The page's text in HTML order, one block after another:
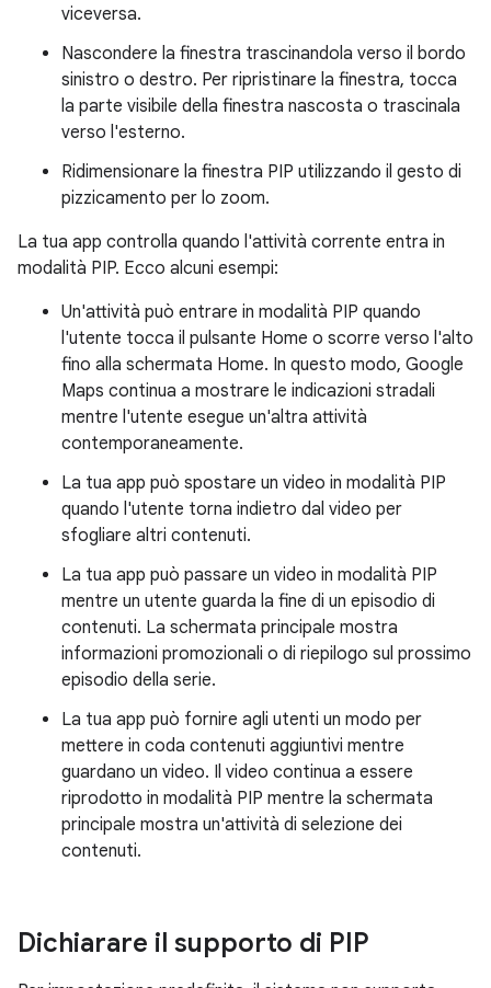
viceversa.
Nascondere la finestra trascinandola verso il bordo
sinistro o destro. Per ripristinare la finestra, tocca
la parte visibile della finestra nascosta o trascinala
verso l'esterno.
Ridimensionare la finestra PIP utilizzando il gesto di
pizzicamento per lo zoom.
La tua app controlla quando l'attività corrente entra in
modalità PIP. Ecco alcuni esempi:
Un'attività può entrare in modalità PIP quando
l'utente tocca il pulsante Home o scorre verso l'alto
fino alla schermata Home. In questo modo, Google
Maps continua a mostrare le indicazioni stradali
mentre l'utente esegue un'altra attività
contemporaneamente.
La tua app può spostare un video in modalità PIP
quando l'utente torna indietro dal video per
sfogliare altri contenuti.
La tua app può passare un video in modalità PIP
mentre un utente guarda la fine di un episodio di
contenuti. La schermata principale mostra
informazioni promozionali o di riepilogo sul prossimo
episodio della serie.
La tua app può fornire agli utenti un modo per
mettere in coda contenuti aggiuntivi mentre
guardano un video. Il video continua a essere
riprodotto in modalità PIP mentre la schermata
principale mostra un'attività di selezione dei
contenuti.
Dichiarare il supporto di PIP